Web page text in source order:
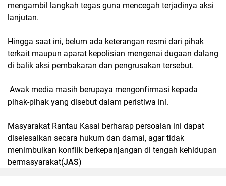
mengambil langkah tegas guna mencegah terjadinya aksi
lanjutan.
‎Hingga saat ini, belum ada keterangan resmi dari pihak
terkait maupun aparat kepolisian mengenai dugaan dalang
di balik aksi pembakaran dan pengrusakan tersebut.
‎ Awak media masih berupaya mengonfirmasi kepada
pihak-pihak yang disebut dalam peristiwa ini.
‎Masyarakat Rantau Kasai berharap persoalan ini dapat
diselesaikan secara hukum dan damai, agar tidak
menimbulkan konflik berkepanjangan di tengah kehidupan
bermasyarakat(JAS)